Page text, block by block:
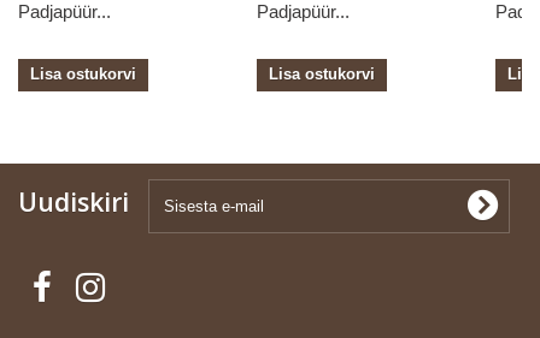
Padjapüür...
Lisa ostukorvi
Padjapüür...
Lisa ostukorvi
Uudiskiri